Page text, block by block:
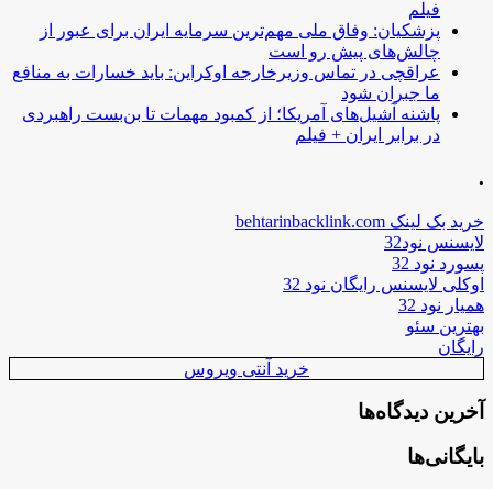
فیلم
پزشکیان: وفاق ملی مهم‌ترین سرمایه ایران برای عبور از
چالش‌های پیش رو است
عراقچی در تماس وزیرخارجه اوکراین: باید خسارات به منافع
ما جبران شود
پاشنه آشیل‌های آمریکا؛ از کمبود مهمات تا بن‌بست راهبردی
در برابر ایران + فیلم
.
خرید بک لینک behtarinbacklink.com
لایسنس نود32
پسورد نود 32
اوکلی لایسنس رایگان نود 32
همیار نود 32
بهترین سئو
رایگان
خرید آنتی ویروس
آخرین دیدگاه‌ها
بایگانی‌ها